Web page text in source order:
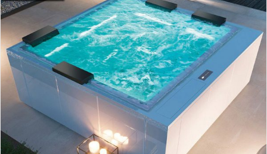
راهنمای خرید جکوزی در فضای باز
بلاگ